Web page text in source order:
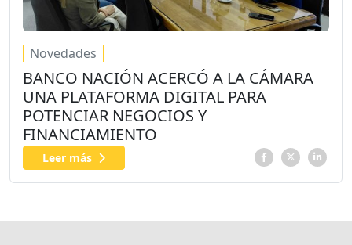
Novedades
BANCO NACIÓN ACERCÓ A LA CÁMARA
UNA PLATAFORMA DIGITAL PARA
POTENCIAR NEGOCIOS Y
FINANCIAMIENTO
Leer más